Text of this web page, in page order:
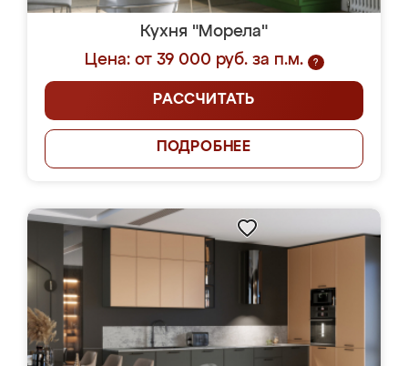
Кухня "Морела"
Цена: от 39 000 руб. за п.м.
?
РАССЧИТАТЬ
ПОДРОБНЕЕ